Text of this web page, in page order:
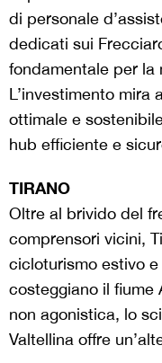
di personale
dedicati sui
fondamentale per la
L’investimento mira
ottimale e
hub efficiente e
TIRANO
Oltre al brivido del
comprensori vicini,
cicloturismo estivo
costeggiano il fiume
non agonistica, lo
Valtellina offre